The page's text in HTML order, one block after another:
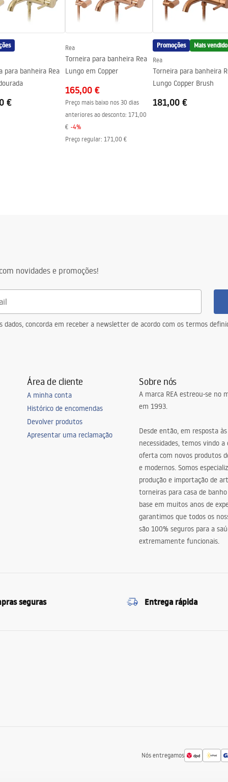
para banheira Rea
€
Rea
Torneira para banheira Rea
Lungo em Copper
165,00 €
Preço mais baixo nos 30 dias
anteriores ao desconto: 171,00
€ -4%
Preço regular: 171,00 €
Promoções Mais vendido
Rea
Torneira para banheira
Lungo Copper Brush
181,00 €
novidades e promoções!
dados, concorda em receber a newsletter de acordo com os termos
Área de cliente
A minha conta
Histórico de encomendas
Devolver produtos
Apresentar uma reclamação
Sobre nós
A marca REA estreou-se no
em 1993.
Desde então, em resposta
necessidades, temos vindo
oferta com novos produtos
e modernos. Somos
produção e importação de
torneiras para casa de
base em muitos anos de
garantimos que todos os
são 100% seguros para a
extremamente funcionais.
seguras Entrega rápida
Nós entregamos